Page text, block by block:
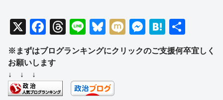
X
F
a
c
b
T
hr
e
d
Li
n
e
Bl
e
y
M
ixi
M
ss
H
at
e
有
※まずはブログランキングにクリックのご支援何卒宜しく
お願いします
↓ ↓ ↓